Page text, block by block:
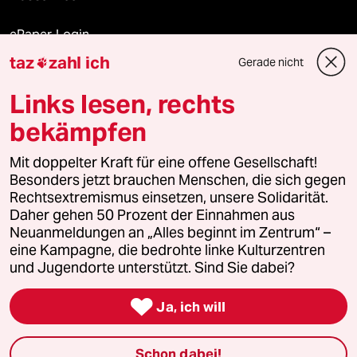
ePaper Login
Downloads für Abonnierende
© 2026 taz Verlags und Vertriebs GmbH
Alle Rechte vorbehalten. Bei rechtlichen Fragen oder für Genehmigungen
wenden Sie sich bitte an
lizenzen@taz.de
Feedback Redaktionsstatut Kommune-Richtlinien
Leitlinie Informant Datenschutz Impressum AGB
Seitenwende Einwilligungen widerrufen (Ads)
taz zahl ich Gerade nicht
Links lesen, rechts
bekämpfen
Mit doppelter Kraft für eine offene Gesellschaft!
Besonders jetzt brauchen Menschen, die sich gegen
Rechtsextremismus einsetzen, unsere Solidarität.
Daher gehen 50 Prozent der Einnahmen aus
Neuanmeldungen an „Alles beginnt im Zentrum“ –
eine Kampagne, die bedrohte linke Kulturzentren
und Jugendorte unterstützt. Sind Sie dabei?
 Ja, ich will